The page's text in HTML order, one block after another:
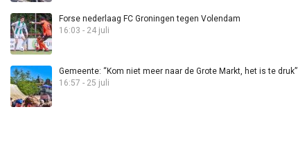
Forse nederlaag FC Groningen tegen Volendam
16:03 - 24 juli
Gemeente: “Kom niet meer naar de Grote Markt, het is te druk”
16:57 - 25 juli